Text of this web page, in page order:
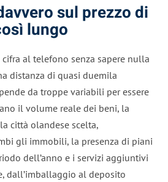
sul prezzo di
lungo
al telefono senza sapere nulla
distanza di quasi duemila
da troppe variabili per essere
il volume reale dei beni, la
città olandese scelta,
gli immobili, la presenza di piani
dell’anno e i servizi aggiuntivi
dall’imballaggio al deposito